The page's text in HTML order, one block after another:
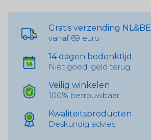
Gratis verzending NL&BE
vanaf 69 euro
14 dagen bedenktijd
Niet goed, geld terug
Veilig winkelen
100% betrouwbaar
Kwaliteitsproducten
Deskundig advies